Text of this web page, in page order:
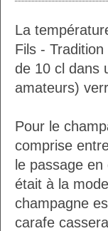
La
Fils -
de 10 cl dans
amateurs)
Pour le
comprise
le passage
était à la
champagne
carafe